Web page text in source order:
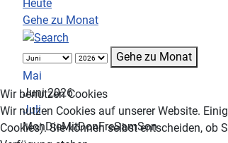
Heute
Gehe zu Monat
Gehe zu Monat
Mai
Juni 2026
Juli
MonDieMitDonFreSamSon
Wir benutzen Cookies
Wir nutzen Cookies auf unserer Website.
Cookies). Sie können selbst entscheiden, ob